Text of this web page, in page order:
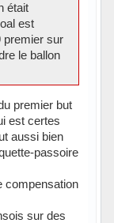
était
est
premier sur
le ballon
premier but
est certes
aussi bien
passoire
compensation
sur des